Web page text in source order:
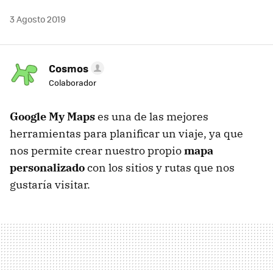
3 Agosto 2019
Cosmos
Colaborador
Google My Mapses una de las mejores
herramientas para planificar un viaje, ya que
nos permite crear nuestro propiomapa
personalizadocon los sitios y rutas que nos
gustaría visitar.